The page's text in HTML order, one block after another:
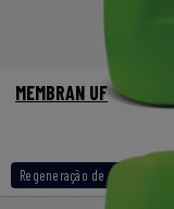
Regeneração de cartuchos
MEMBRAN UF